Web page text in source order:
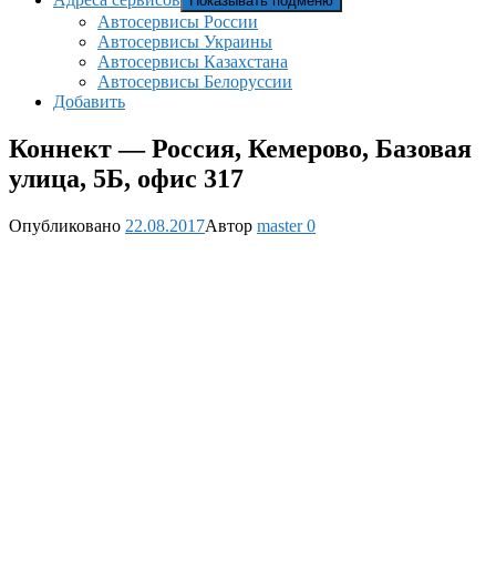
Автосервисы России
Автосервисы Украины
Автосервисы Казахстана
Автосервисы Белоруссии
Добавить
Коннект — Россия, Кемерово, Базовая
улица, 5Б, офис 317
Опубликовано 22.08.2017Автор master0